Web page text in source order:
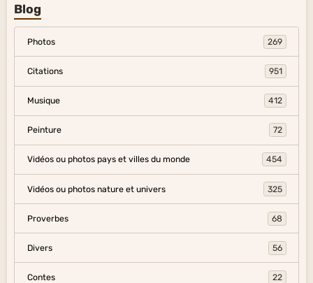
Blog
Photos 269
Citations 951
Musique 412
Peinture 72
Vidéos ou photos pays et villes du monde 454
Vidéos ou photos nature et univers 325
Proverbes 68
Divers 56
Contes 22